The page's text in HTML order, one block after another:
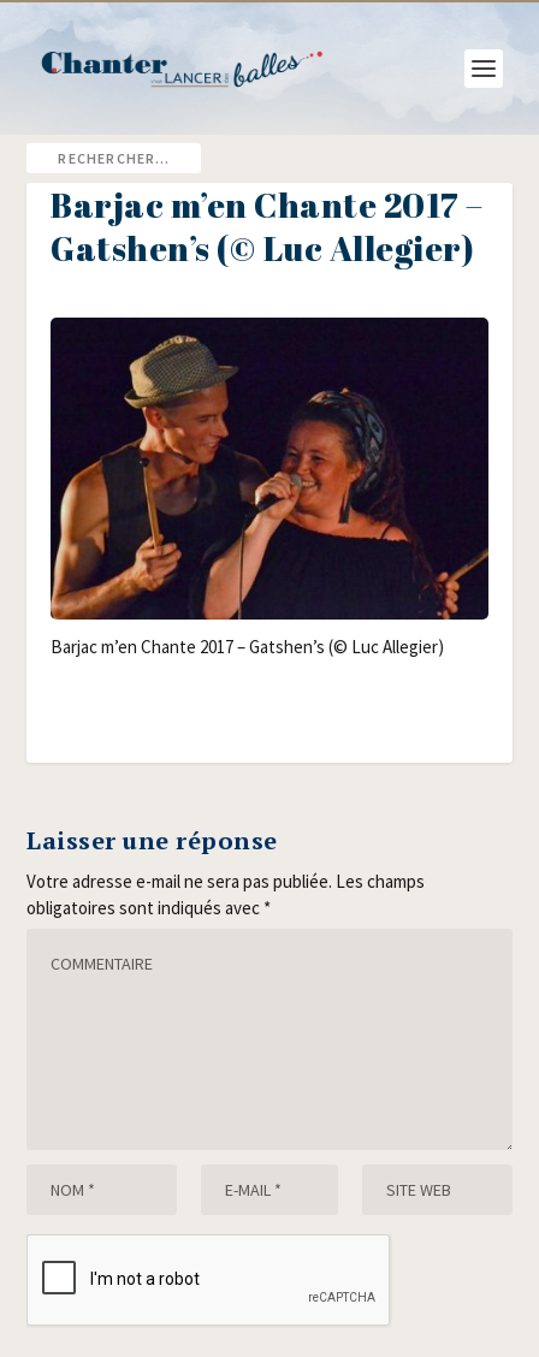
Barjac m’en Chante 2017 –
Gatshen’s (© Luc Allegier)
Bar­jac m’en Chante 2017 – Gatshen’s (© Luc Allegier)
Laisser une réponse
Votre adresse e-mail ne sera pas publiée. Les champs
obligatoires sont indiqués avec *